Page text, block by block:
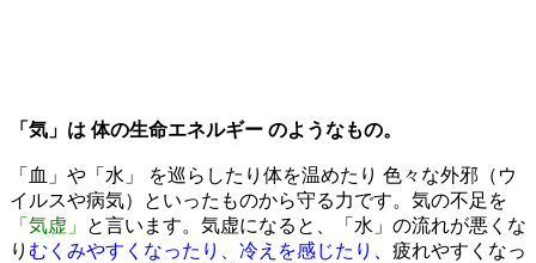
「気」は 体の生命エネルギー のようなもの。
「血」や「水」 を巡らしたり体を温めたり 色々な外邪（ウ
イルスや病気）といったものから守る力です。気の不足を
「気虚」
と言います。気虚になると、「水」の流れが悪くな
り むくみやすくなったり、冷えを感じたり
、疲れやすくなっ